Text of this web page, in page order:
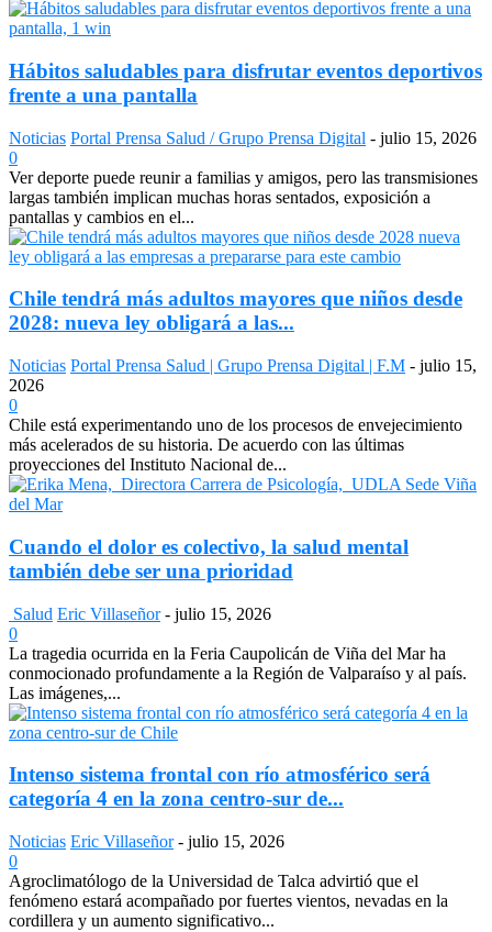
Hábitos saludables para disfrutar eventos deportivos
frente a una pantalla
Noticias Portal Prensa Salud / Grupo Prensa Digital - julio 15, 2026
0
Ver deporte puede reunir a familias y amigos, pero las transmisiones
largas también implican muchas horas sentados, exposición a
pantallas y cambios en el...
Chile tendrá más adultos mayores que niños desde
2028: nueva ley obligará a las...
Noticias Portal Prensa Salud | Grupo Prensa Digital | F.M - julio 15,
2026
0
Chile está experimentando uno de los procesos de envejecimiento
más acelerados de su historia. De acuerdo con las últimas
proyecciones del Instituto Nacional de...
Cuando el dolor es colectivo, la salud mental
también debe ser una prioridad
Salud Eric Villaseñor - julio 15, 2026
0
La tragedia ocurrida en la Feria Caupolicán de Viña del Mar ha
conmocionado profundamente a la Región de Valparaíso y al país.
Las imágenes,...
Intenso sistema frontal con río atmosférico será
categoría 4 en la zona centro-sur de...
Noticias Eric Villaseñor - julio 15, 2026
0
Agroclimatólogo de la Universidad de Talca advirtió que el
fenómeno estará acompañado por fuertes vientos, nevadas en la
cordillera y un aumento significativo...